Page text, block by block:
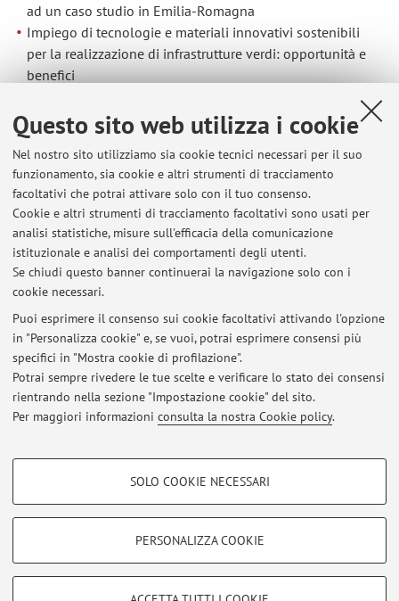
Questo sito web utilizza i cookie
Nel nostro sito utilizziamo sia cookie tecnici necessari per il suo
funzionamento, sia cookie e altri strumenti di tracciamento
facoltativi che potrai attivare solo con il tuo consenso.
Cookie e altri strumenti di tracciamento facoltativi sono usati per
analisi statistiche, misure sull'efficacia della comunicazione
istituzionale e analisi dei comportamenti degli utenti.
Se chiudi questo banner continuerai la navigazione solo con i
cookie necessari.
Puoi esprimere il consenso sui cookie facoltativi attivando l'opzione
in "Personalizza cookie" e, se vuoi, potrai esprimere consensi più
specifici in "Mostra cookie di profilazione".
Potrai sempre rivedere le tue scelte e verificare lo stato dei consensi
rientrando nella sezione "Impostazione cookie" del sito.
Per maggiori informazioni consulta la nostra Cookie policy.
COOKIE DI PROFILAZIONE - FACOLTATIVI
COOKIE TECNICI - NECESSARI
SOLO COOKIE NECESSARI
PERSONALIZZA COOKIE
ad un caso studio in Emilia-Romagna
Impiego di tecnologie e materiali innovativi sostenibili
per la realizzazione di infrastrutture verdi: opportunità e
benefici
sostenibile del territorio
L'insegnamento del Genio rurale negli Istituti Tecnici
Agrari
Tesi di Dottorato
Development of deep learning technologies for behaviour
and health monitoring in Precision Livestock Farming
Ultimi avvisi
Al momento non sono presenti avvisi.
Area riservata
Accedi tramiteloginper gestire tutti i contenuti del sito.